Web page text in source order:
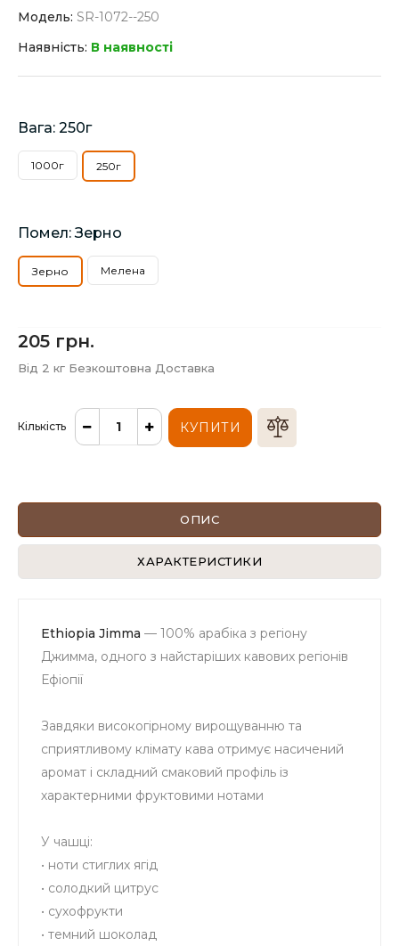
Модель: SR-1072--250
Наявність: В наявності
Вага: 250г
1000г 250г
Помел: Зерно
Зерно Мелена
205 грн.
Від 2 кг Безкоштовна Доставка
Кількість КУПИТИ
ОПИС
ХАРАКТЕРИСТИКИ
Ethiopia Jimma — 100% арабіка з регіону
Джимма, одного з найстаріших кавових регіонів
Ефіопії
Завдяки високогірному вирощуванню та
сприятливому клімату кава отримує насичений
аромат і складний смаковий профіль із
характерними фруктовими нотами
У чашці:
• ноти стиглих ягід
• солодкий цитрус
• сухофрукти
• темний шоколад